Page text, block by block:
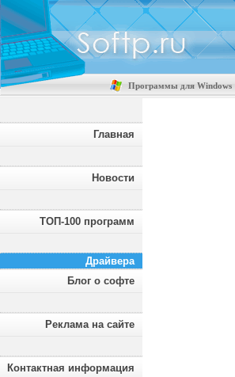
Программы для Windows
Главная
Новости
ТОП-100 программ
Драйвера
Блог о софте
Реклама на сайте
Контактная информация